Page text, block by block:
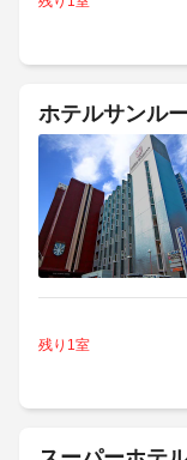
ホテルサンル
残り1室